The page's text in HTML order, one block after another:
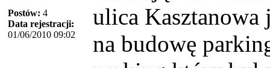
Postów: 4
Data rejestracji:
01/06/2010 09:02
ulica Kasztanowa
na budowę